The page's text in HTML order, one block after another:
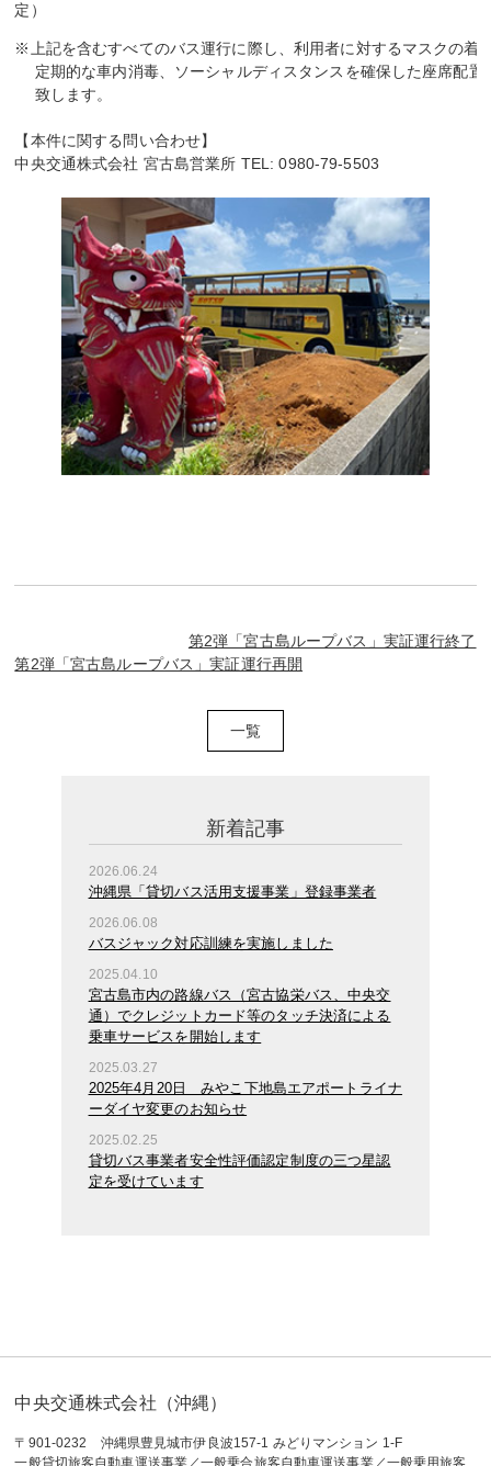
定）
※上記を含むすべてのバス運行に際し、利用者に対するマスクの着
定期的な車内消毒、ソーシャルディスタンスを確保した座席配置
致します。
【本件に関する問い合わせ】
中央交通株式会社 宮古島営業所 TEL: 0980-79-5503
第2弾「宮古島ループバス」実証運行終了
第2弾「宮古島ループバス」実証運行再開
一覧
新着記事
2026.06.24
沖縄県「貸切バス活用支援事業」登録事業者
2026.06.08
バスジャック対応訓練を実施しました
2025.04.10
宮古島市内の路線バス（宮古協栄バス、中央交
通）でクレジットカード等のタッチ決済による
乗車サービスを開始します
2025.03.27
2025年4月20日 みやこ下地島エアポートライナ
ーダイヤ変更のお知らせ
2025.02.25
貸切バス事業者安全性評価認定制度の三つ星認
定を受けています
中央交通株式会社（沖縄）
〒901-0232 沖縄県豊見城市伊良波157-1 みどりマンション 1-F
一般貸切旅客自動車運送事業／一般乗合旅客自動車運送事業／一般乗用旅客